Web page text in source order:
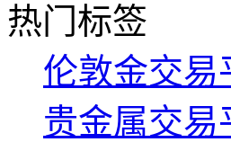
热门标签
伦敦金交易
贵金属交易